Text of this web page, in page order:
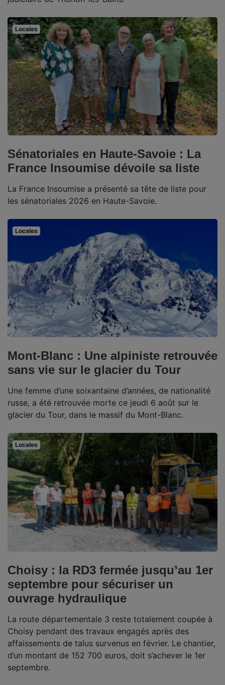
Locales
Sénatoriales en Haute-Savoie : La
France Insoumise dévoile sa liste
La France Insoumise a présenté sa tête de liste pour
les sénatoriales 2026 en Haute-Savoie.
Locales
Mont-Blanc : Une alpiniste retrouvée
sans vie sur le glacier du Tour
Une femme d’une soixantaine d’années, de nationalité
russe, a été retrouvée morte ce jeudi 6 août sur le
glacier du Tour, dans le massif du Mont-Blanc.
Locales
Choisy : la RD3 fermée jusqu’au 1er
septembre pour sécuriser un
ouvrage hydraulique
La route départementale 3 reste totalement coupée à
Choisy pendant des travaux engagés après des
affaissements de talus survenus en février. Le chantier,
d’un montant de 152 700 euros, doit s’achever le 1er
septembre.